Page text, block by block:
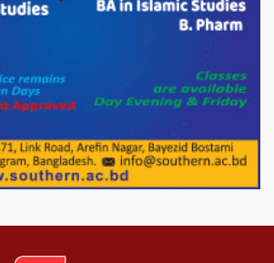
পরিবেশ রক্ষায় পাটগ্রামে ইহসান ইয়ুথ
মিরপুর-১১ নম্বরে দুর্বৃত্তদের গুলিতে বিএনপি
নেতা গুরুতর আহত
পাটগ্রামে চিকিৎসা সেবায় বীর মুক্তিযোদ্ধা দবির
উদ্দিন ফাউন্ডেশন